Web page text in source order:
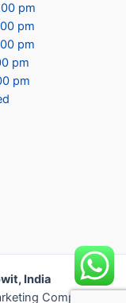
pm
pm
pm
pm
pm
India
Company -